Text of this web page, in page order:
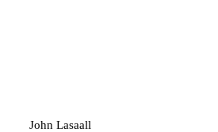
John Lasaall